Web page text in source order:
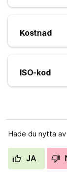
Kostnad
ISO-kod
Hade du nytta
JA